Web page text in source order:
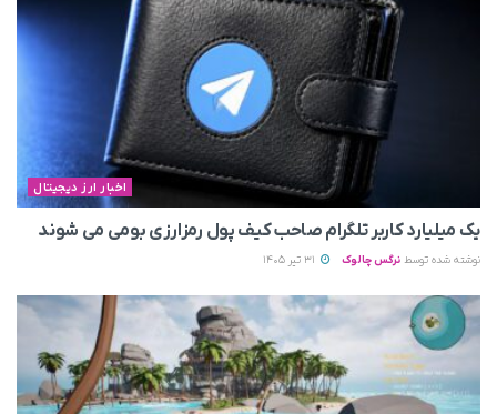
اخبار ارز دیجیتال
یک میلیارد کاربر تلگرام صاحب کیف پول رمزارزی بومی می‌ شوند
نوشته شده توسط نرگس چالوک